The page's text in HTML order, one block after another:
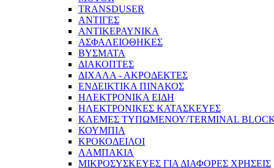
TRANSDUSER
ΑΝΤΙΓΕΣ
ΑΝΤΙΚΕΡΑΥΝΙΚΑ
ΑΣΦΑΛΕΙΟΘΗΚΕΣ
ΒΥΣΜΑΤΑ
ΔΙΑΚΟΠΤΕΣ
ΔΙΧΑΛΑ - ΑΚΡΟΔΕΚΤΕΣ
ΕΝΔΕΙΚΤΙΚΑ ΠΙΝΑΚΟΣ
ΗΛΕΚΤΡΟΝΙΚΑ ΕΙΔΗ
ΗΛΕΚΤΡΟΝΙΚΕΣ ΚΑΤΑΣΚΕΥΕΣ
ΚΛΕΜΕΣ ΤΥΠΩΜΕΝΟΥ/TERMINAL
ΚΟΥΜΠΙΑ
ΚΡΟΚΟΔΕΙΛΟΙ
ΛΑΜΠΑΚΙΑ
ΜΙΚΡΟΣΥΣΚΕΥΕΣ ΓΙΑ ΔΙΑΦΟΡΕΣ ΧΡΗΣΕΙΣ